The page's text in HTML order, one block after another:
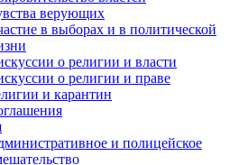
верующих
в выборах и в политической
о религии и власти
о религии и праве
и карантин
и полицейское